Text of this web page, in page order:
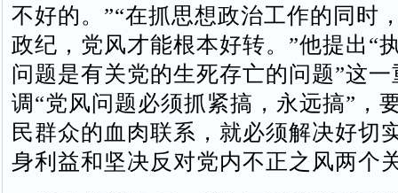
不好的。”“在抓思想政治工作的同时
政纪，党风才能根本好转。”他提出“
问题是有关党的生死存亡的问题”这
调“党风问题必须抓紧搞，永远搞”，
民群众的血肉联系，就必须解决好切
身利益和坚决反对党内不正之风两个